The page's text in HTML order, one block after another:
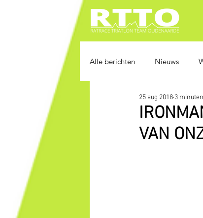
Alle berichten Nieuws
VAN
25 aug 2018 3